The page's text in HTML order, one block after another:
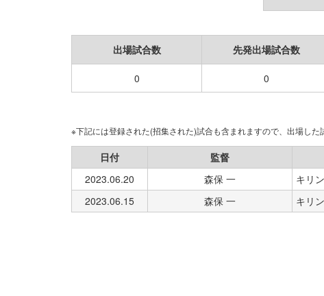
出場試合数 先発出場試合数
0 0
※下記には登録された(招集された)試合も含まれますので、出場した
日付 監督
2023.06.20
森保 一 キリ
2023.06.15
森保 一 キリ